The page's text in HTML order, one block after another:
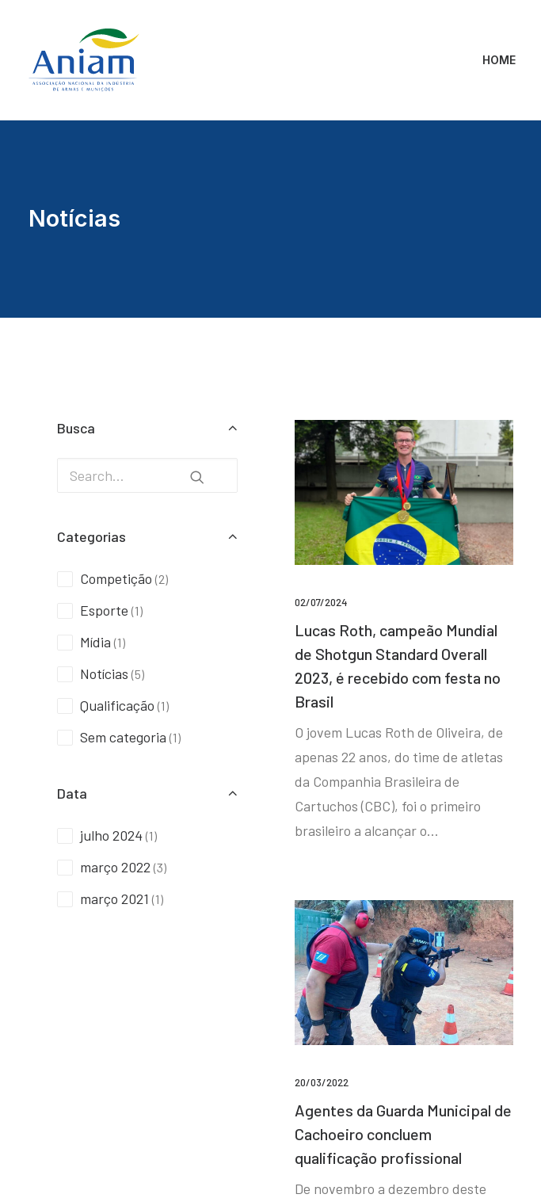
HOME
Notícias
Busca
Categorias
Competição (2)
Esporte (1)
Mídia (1)
Notícias (5)
Qualificação (1)
Sem categoria (1)
Data
julho 2024 (1)
março 2022 (3)
março 2021 (1)
02/07/2024
Lucas Roth, campeão Mundial
de Shotgun Standard Overall
2023, é recebido com festa no
Brasil
O jovem Lucas Roth de Oliveira, de
apenas 22 anos, do time de atletas
da Companhia Brasileira de
Cartuchos (CBC), foi o primeiro
brasileiro a alcançar o…
20/03/2022
Agentes da Guarda Municipal de
Cachoeiro concluem
qualificação profissional
De novembro a dezembro deste